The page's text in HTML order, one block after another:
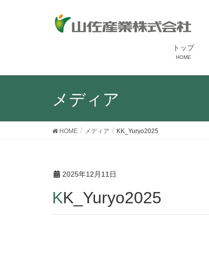
トップ
HOME
メディア
HOME メディア KK_Yuryo2025
2025年12月11日
KK_Yuryo2025